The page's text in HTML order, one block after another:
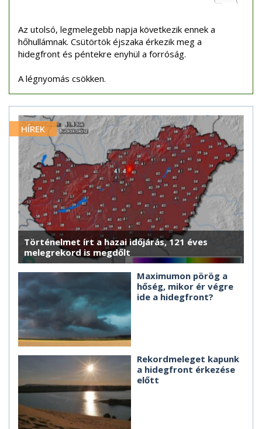
Az utolsó, legmelegebb napja következik ennek a
hőhullámnak. Csütörtök éjszaka érkezik meg a
hidegfront és péntekre enyhül a forróság.
A légnyomás csökken.
HÍREK
Történelmet írt a hazai időjárás, 121 éves
melegrekord is megdőlt
Maximumon pörög a
hőség, mikor ér végre
ide a hidegfront?
Rekordmeleget kapunk
a hidegfront érkezése
előtt